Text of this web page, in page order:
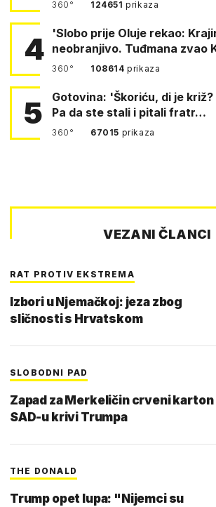
360° 124651prikaza
4
'Slobo prije Oluje rekao:
neobranjivo. Tuđmana zvao
360° 108614prikaza
5
Gotovina: 'Škoriću, di je
Pa da ste stali i pitali fratr…
360° 67015 prikaza
VEZANI ČLANCI
RAT PROTIV EKSTREMA
Izbori u Njemačkoj: jeza zbog
sličnosti s Hrvatskom
SLOBODNI PAD
Zapad za Merkeličin crveni karton
SAD-u krivi Trumpa
THE DONALD
Trump opet lupa: "Nijemci su